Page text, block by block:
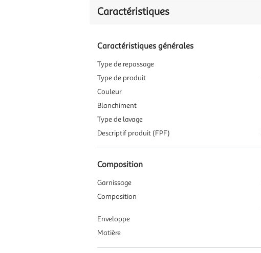
Caractéristiques
Caractéristiques générales
Type de repassage
Type de produit
Couleur
Blanchiment
Type de lavage
Descriptif produit (FPF)
Composition
Garnissage
Composition
Enveloppe
Matière